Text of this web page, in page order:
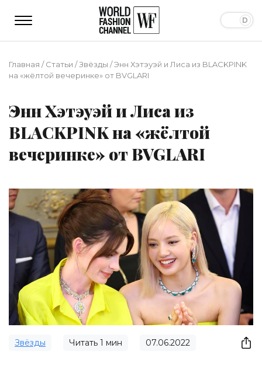
Главная /Статьи /Звёзды /Энн Хэтэуэй и Лиса из BLACKPINK
на «жëлтой вечеринке» от BVGLARI
Энн Хэтэуэй и Лиса из
BLACKPINK на «жëлтой
вечеринке» от BVGLARI
Звёзды Читать 1 мин 07.06.2022